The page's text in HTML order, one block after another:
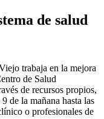
de salud
trabaja en la mejora
de Salud
de recursos propios,
de la mañana hasta las
o profesionales de